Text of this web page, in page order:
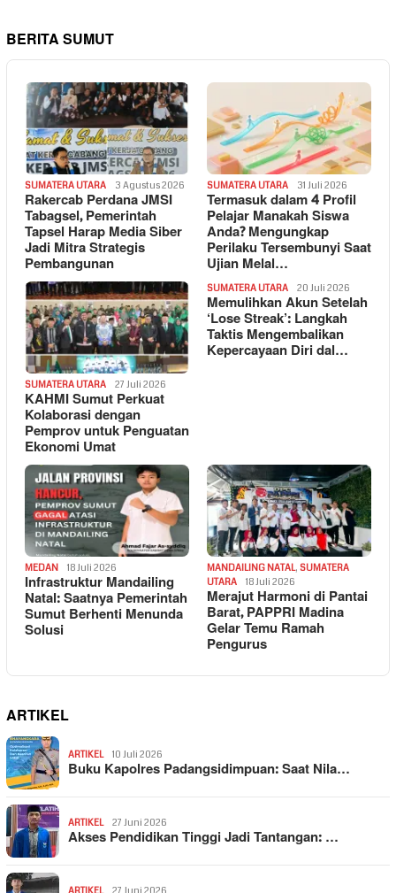
BERITA SUMUT
SUMATERA UTARA 3 Agustus 2026
Rakercab Perdana JMSI
Tabagsel, Pemerintah
Tapsel Harap Media Siber
Jadi Mitra Strategis
Pembangunan
SUMATERA UTARA 31 Juli 2026
Termasuk dalam 4 Profil
Pelajar Manakah Siswa
Anda? Mengungkap
Perilaku Tersembunyi Saat
Ujian Melal…
SUMATERA UTARA 27 Juli 2026
KAHMI Sumut Perkuat
Kolaborasi dengan
Pemprov untuk Penguatan
Ekonomi Umat
SUMATERA UTARA 20 Juli 2026
Memulihkan Akun Setelah
‘Lose Streak’: Langkah
Taktis Mengembalikan
Kepercayaan Diri dal…
MEDAN 18 Juli 2026
Infrastruktur Mandailing
Natal: Saatnya Pemerintah
Sumut Berhenti Menunda
Solusi
MANDAILING NATAL, SUMATERA
UTARA
18 Juli 2026
Merajut Harmoni di Pantai
Barat, PAPPRI Madina
Gelar Temu Ramah
Pengurus
ARTIKEL
ARTIKEL 10 Juli 2026
Buku Kapolres Padangsidimpuan: Saat Nila…
ARTIKEL 27 Juni 2026
Akses Pendidikan Tinggi Jadi Tantangan: …